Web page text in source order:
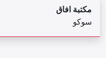
مكتبة افاق
سوكو